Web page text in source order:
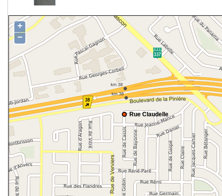
Rue Claudelle
+
−